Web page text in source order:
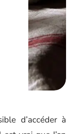
d’accéder à